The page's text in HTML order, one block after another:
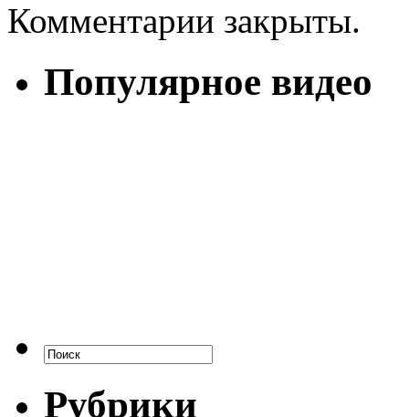
Комментарии закрыты.
Популярное видео
Рубрики